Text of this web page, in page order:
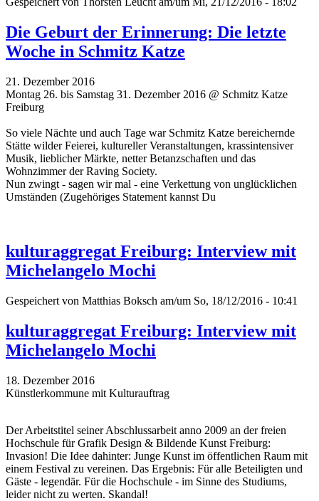
Die Geburt der Erinnerung: Die letzte
Woche in Schmitz Katze
21. Dezember 2016
Montag 26. bis Samstag 31. Dezember 2016 @ Schmitz Katze
Freiburg
So viele Nächte und auch Tage war Schmitz Katze bereichernde
Stätte wilder Feierei, kultureller Veranstaltungen, krassintensiver
Musik, lieblicher Märkte, netter Betanzschaften und das
Wohnzimmer der Raving Society.
Nun zwingt - sagen wir mal - eine Verkettung von unglücklichen
Umständen (Zugehöriges Statement kannst Du
kulturaggregat Freiburg: Interview mit
Michelangelo Mochi
Gespeichert von Matthias Boksch am/um So, 18/12/2016 - 10:41
kulturaggregat Freiburg: Interview mit
Michelangelo Mochi
18. Dezember 2016
Künstlerkommune mit Kulturauftrag
Der Arbeitstitel seiner Abschlussarbeit anno 2009 an der freien
Hochschule für Grafik Design & Bildende Kunst Freiburg:
Invasion! Die Idee dahinter: Junge Kunst im öffentlichen Raum mit
einem Festival zu vereinen. Das Ergebnis: Für alle Beteiligten und
Gäste - legendär. Für die Hochschule - im Sinne des Studiums,
leider nicht zu werten. Skandal!